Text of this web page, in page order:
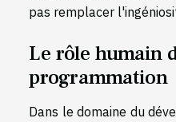
pas remplacer
Le rôle humain
programmation
Dans le domaine du